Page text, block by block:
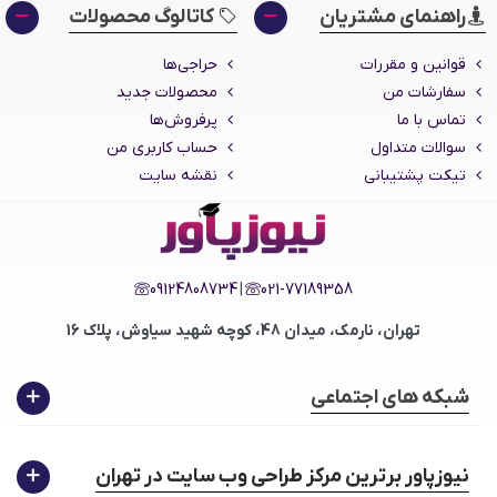
انتشار اولیه افزونه در اددانز فرانسه
راهنمای مشتریان
قوانین و مقررات
سفارشات من
تماس با ما
سوالات متداول
تیکت پشتیبانی
کاتالوگ محصولات
حراجی‌ها
محصولات جدید
پرفروش‌ها
حساب کاربری من
نقشه سایت
021-77189358
|
09124808734
تهران، نارمک، میدان 48، کوچه شهید سیاوش، پلاک 16
شبکه های اجتماعی
نیوزپاور برترین مرکز طراحی وب سایت در تهران